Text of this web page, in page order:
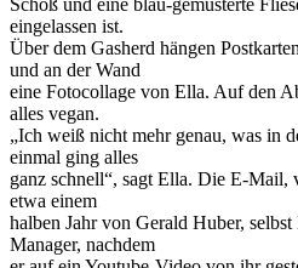
Schoß und eine blau-gemusterte
eingelassen ist.
Über dem Gasherd hängen
und an der Wand
eine Fotocollage von Ella. Auf den
alles vegan.
„Ich weiß nicht mehr genau, was in
einmal ging alles
ganz schnell“, sagt Ella. Die E-Mail,
etwa einem
halben Jahr von Gerald Huber,
Manager, nachdem